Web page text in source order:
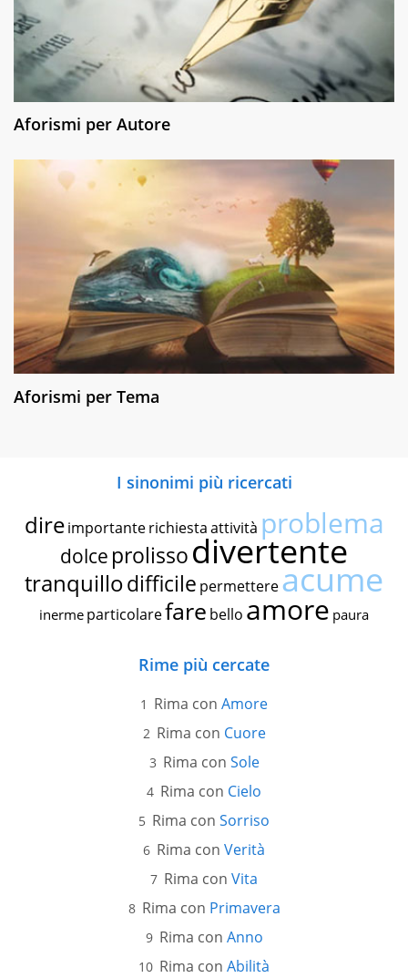
Aforismi per Autore
Aforismi per Tema
I sinonimi più ricercati
dire importante richiestaattività problema
dolce prolissodivertente
tranquillodifficile permettereacume
inerme particolarefare bello amore paura
Rime più cercate
Rima con Amore
Rima con Cuore
Rima con Sole
Rima con Cielo
Rima con Sorriso
Rima con Verità
Rima con Vita
Rima con Primavera
Rima con Anno
Rima con Abilità